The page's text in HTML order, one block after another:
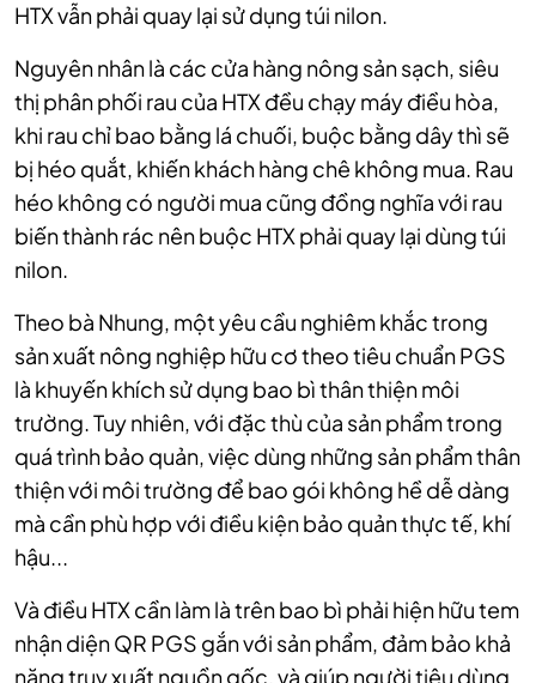
HTX vẫn phải quay lại sử dụng túi nilon.
Nguyên nhân là các cửa hàng nông sản sạch, siêu
thị phân phối rau của HTX đều chạy máy điều hòa,
khi rau chỉ bao bằng lá chuối, buộc bằng dây thì sẽ
bị héo quắt, khiến khách hàng chê không mua. Rau
héo không có người mua cũng đồng nghĩa với rau
biến thành rác nên buộc HTX phải quay lại dùng túi
nilon.
Theo bà Nhung, một yêu cầu nghiêm khắc trong
sản xuất nông nghiệp hữu cơ theo tiêu chuẩn PGS
là khuyến khích sử dụng bao bì thân thiện môi
trường. Tuy nhiên, với đặc thù của sản phẩm trong
quá trình bảo quản, việc dùng những sản phẩm thân
thiện với môi trường để bao gói không hề dễ dàng
mà cần phù hợp với điều kiện bảo quản thực tế, khí
hậu...
Và điều HTX cần làm là trên bao bì phải hiện hữu tem
nhận diện QR PGS gắn với sản phẩm, đảm bảo khả
năng truy xuất nguồn gốc, và giúp người tiêu dùng